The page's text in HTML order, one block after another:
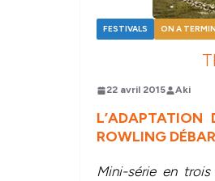
FESTIVALS ON A
22 avril 2015 Aki
ROWLING
Mini-série en trois